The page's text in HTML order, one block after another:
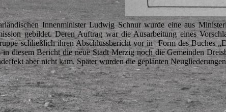
Innenminister Ludwig Schnur wurde eine aus
gebildet. Deren Auftrag war die Ausarbeitung eines
schließlich ihren Abschlussbericht vor in Form des Buches
in diesem Bericht die neue Stadt Merzig noch die Gemeinden
aber nicht kam. Später wurden die geplanten